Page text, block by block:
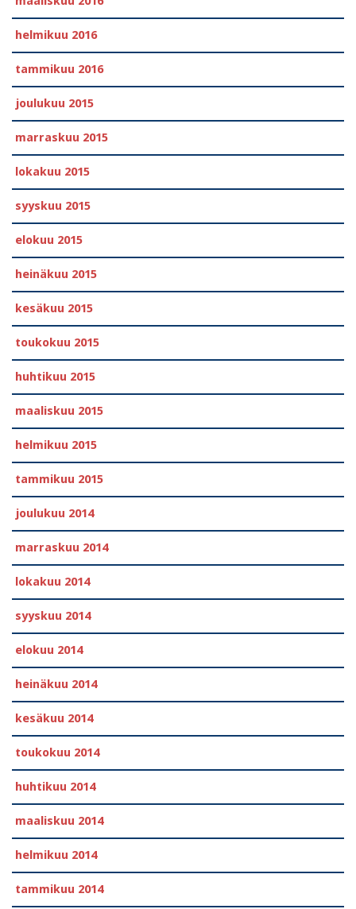
helmikuu 2016
tammikuu 2016
joulukuu 2015
marraskuu 2015
lokakuu 2015
syyskuu 2015
elokuu 2015
heinäkuu 2015
kesäkuu 2015
toukokuu 2015
huhtikuu 2015
maaliskuu 2015
helmikuu 2015
tammikuu 2015
joulukuu 2014
marraskuu 2014
lokakuu 2014
syyskuu 2014
elokuu 2014
heinäkuu 2014
kesäkuu 2014
toukokuu 2014
huhtikuu 2014
maaliskuu 2014
helmikuu 2014
tammikuu 2014